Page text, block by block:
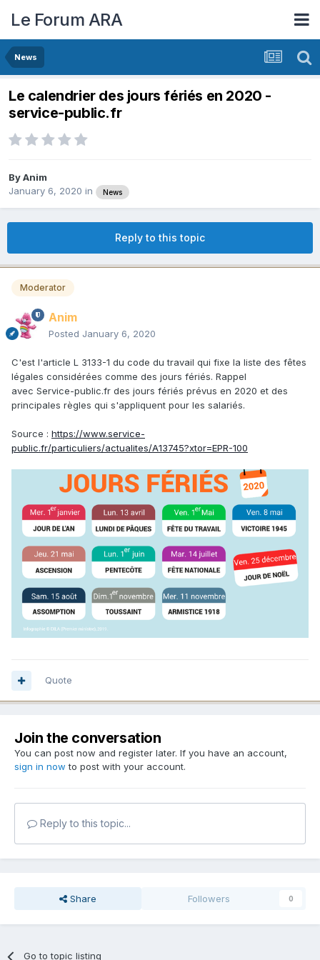
Le Forum ARA
News
Le calendrier des jours fériés en 2020 -
service-public.fr
ByAnim
January 6, 2020 in News
Reply to this topic
Moderator
Anim
Posted January 6, 2020
C'est l'article L 3133-1 du code du travail qui fixe la liste des fêtes
légales considérées comme des jours fériés. Rappel
avec Service-public.fr des jours fériés prévus en 2020 et des
principales règles qui s'appliquent pour les salariés.
Source : https://www.service-
public.fr/particuliers/actualites/A13745?xtor=EPR-100
Quote
Join the conversation
You can post now and register later. If you have an account,
sign in now to post with your account.
Reply to this topic...
Share Followers 0
Go to topic listing